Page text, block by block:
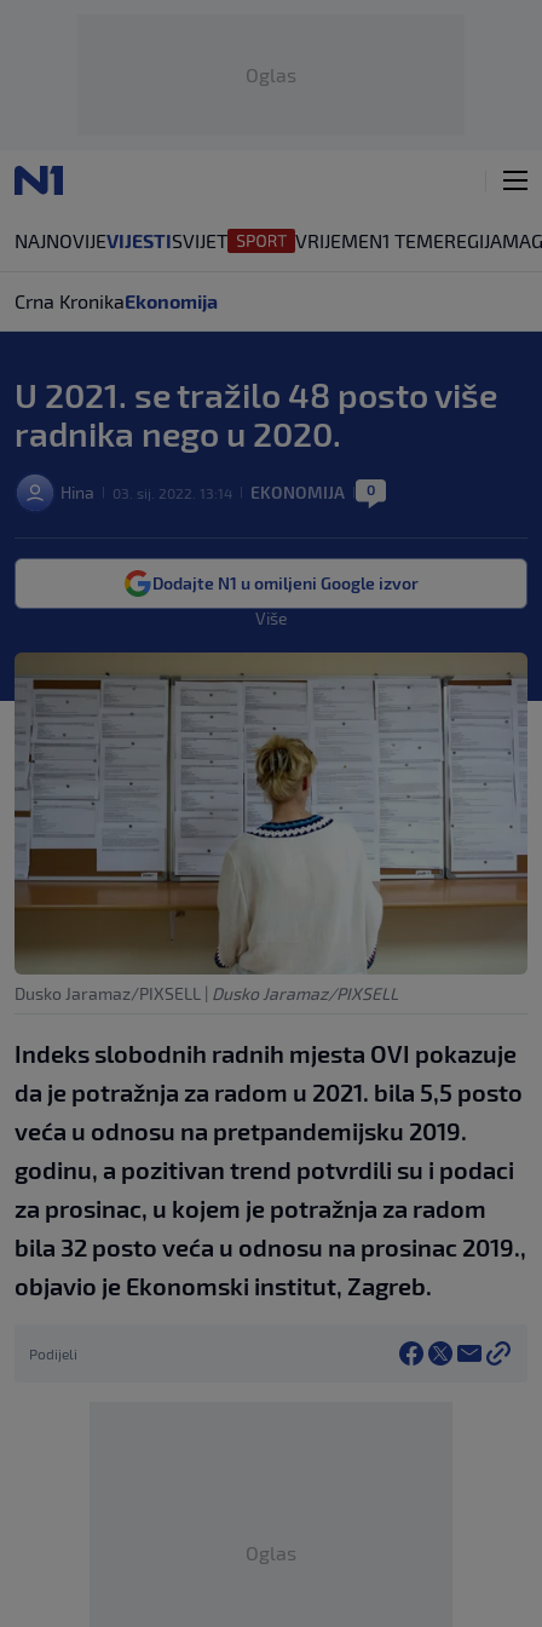
Oglas
NAJNOVIJEVIJESTISVIJET VRIJEMEN1 TEMEREGIJA
Crna KronikaEkonomija
U 2021. se tražilo 48 posto više
radnika nego u 2020.
Hina 03. sij. 2022. 13:14 EKONOMIJA 0
Dodajte N1 u omiljeni Google izvor
Više
Dusko Jaramaz/PIXSELL | Dusko Jaramaz/PIXSELL
Indeks slobodnih radnih mjesta OVI pokazuje
da je potražnja za radom u 2021. bila 5,5 posto
veća u odnosu na pretpandemijsku 2019.
godinu, a pozitivan trend potvrdili su i podaci
za prosinac, u kojem je potražnja za radom
bila 32 posto veća u odnosu na prosinac 2019.,
objavio je Ekonomski institut, Zagreb.
Podijeli
Oglas